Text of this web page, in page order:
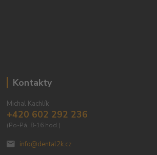
Kontakty
Michal Kachlík
+420 602 292 236
(Po-Pá, 8-16 hod.)
info@dental2k.cz